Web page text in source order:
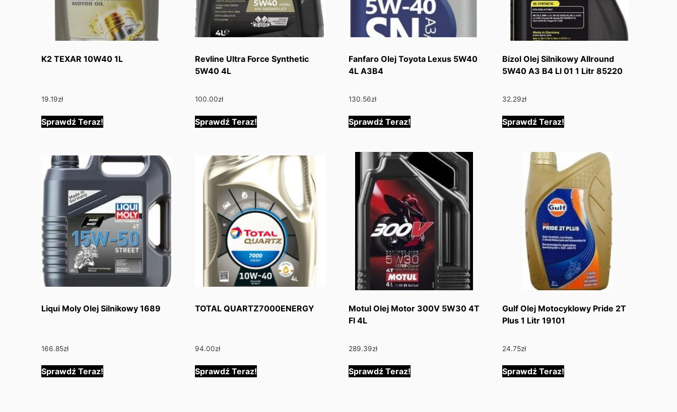
K2 TEXAR 10W40 1L
19.19zł
Sprawdź Teraz!
Revline Ultra Force Synthetic
5W40 4L
100.00zł
Sprawdź Teraz!
Fanfaro Olej Toyota Lexus 5W40
4L A3B4
130.56zł
Sprawdź Teraz!
Bizol Olej Silnikowy Allround
5W40 A3 B4 Ll 01 1 Litr 85220
32.29zł
Sprawdź Teraz!
Liqui Moly Olej Silnikowy 1689
166.85zł
Sprawdź Teraz!
TOTAL QUARTZ7000ENERGY
94.00zł
Sprawdź Teraz!
Motul Olej Motor 300V 5W30 4T
Fl 4L
289.39zł
Sprawdź Teraz!
Gulf Olej Motocyklowy Pride 2T
Plus 1 Litr 19101
24.75zł
Sprawdź Teraz!